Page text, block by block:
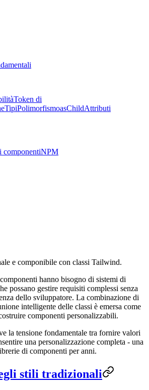
Token di
TipiPolimorfismoasChildAttributi
componentiNPM
e componibile con classi Tailwind.
hanno bisogno di sistemi di
possano gestire requisiti complessi senza
dello sviluppatore. La combinazione di
intelligente delle classi è emersa come
componenti personalizzabili.
la tensione fondamentale tra fornire valori
una personalizzazione completa - una
di componenti per anni.
stili tradizionali